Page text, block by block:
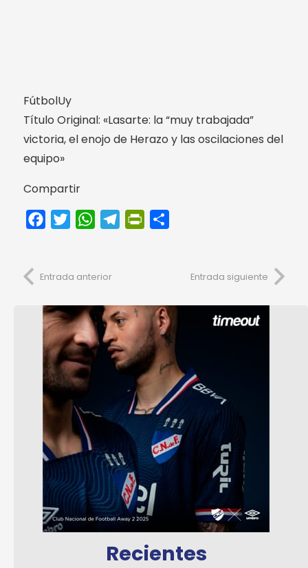
FútbolUy
Título Original: «Lasarte: la “muy trabajada”
victoria, el enojo de Herazo y las oscilaciones del
equipo»
Compartir
FacebookTwitterWhatsAppTelegramPrintFriendly
Entrada anterior Entrada siguiente
Recientes